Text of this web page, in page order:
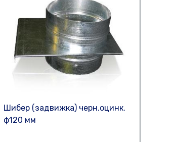
Шибер (задвижка) черн.оцинк.
ф120 мм